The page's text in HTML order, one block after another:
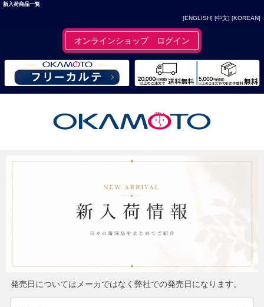
新入荷商品一覧
[ENGLISH] [中文] [KOREAN]
オンラインショップ ログイン
発売日についてはメーカではなく弊社での発売日になります。